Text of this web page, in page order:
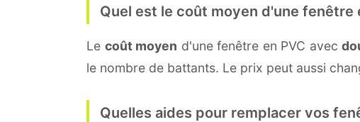
Quel est le coût moyen d'une fenêtre
Le coût moyen d'une fenêtre en PVC avec
le nombre de battants. Le prix peut aussi
Quelles aides pour remplacer vos